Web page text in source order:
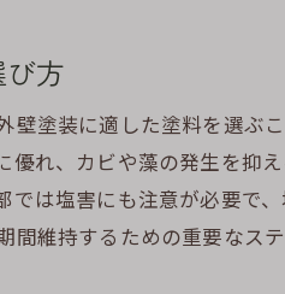
気候
外壁塗装
耐久
外壁
方
壁塗装に適した塗料を選ぶ
優れ、カビや藻の発生を抑
では塩害にも注意が必要で
維持するための重要なステ